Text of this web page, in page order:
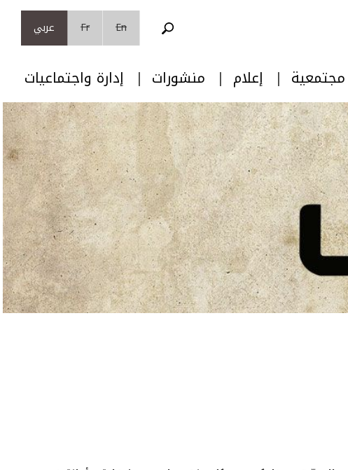
En
Fr عربي
إعلام منشورات إدارة واجتماعيات